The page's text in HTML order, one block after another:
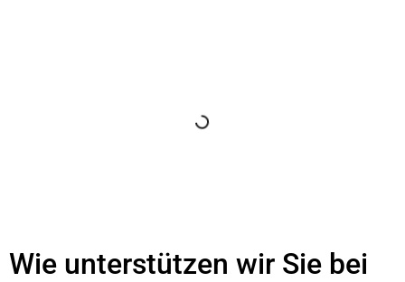
Wie unterstützen wir Sie bei